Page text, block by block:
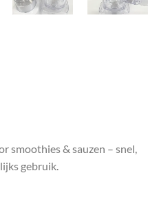
smoothies & sauzen – snel,
gebruik.